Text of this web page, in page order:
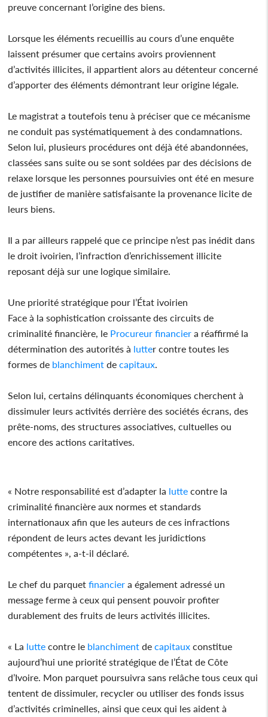
preuve concernant l’origine des biens.
Lorsque les éléments recueillis au cours d’une enquête
laissent présumer que certains avoirs proviennent
d’activités illicites, il appartient alors au détenteur concerné
d’apporter des éléments démontrant leur origine légale.
Le magistrat a toutefois tenu à préciser que ce mécanisme
ne conduit pas systématiquement à des condamnations.
Selon lui, plusieurs procédures ont déjà été abandonnées,
classées sans suite ou se sont soldées par des décisions de
relaxe lorsque les personnes poursuivies ont été en mesure
de justifier de manière satisfaisante la provenance licite de
leurs biens.
Il a par ailleurs rappelé que ce principe n’est pas inédit dans
le droit ivoirien, l’infraction d’enrichissement illicite
reposant déjà sur une logique similaire.
Une priorité stratégique pour l’État ivoirien
Face à la sophistication croissante des circuits de
criminalité financière, le Procureur financier a réaffirmé la
détermination des autorités à lutter contre toutes les
formes de blanchiment de capitaux
Selon lui, certains délinquants économiques cherchent à
dissimuler leurs activités derrière des sociétés écrans, des
prête-noms, des structures associatives, cultuelles ou
encore des actions caritatives.
« Notre responsabilité est d’adapter la lutte contre la
criminalité financière aux normes et standards
internationaux afin que les auteurs de ces infractions
répondent de leurs actes devant les juridictions
compétentes », a-t-il déclaré.
Le chef du parquet financier a également adressé un
message ferme à ceux qui pensent pouvoir profiter
durablement des fruits de leurs activités illicites.
« La lutte contre le blanchiment de capitaux constitue
aujourd’hui une priorité stratégique de l’État de Côte
d’Ivoire. Mon parquet poursuivra sans relâche tous ceux qui
tentent de dissimuler, recycler ou utiliser des fonds issus
d’activités criminelles, ainsi que ceux qui les aident à